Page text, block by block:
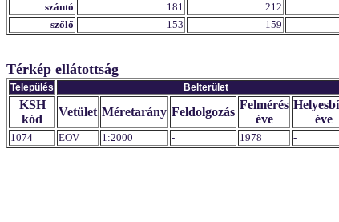
szántó
181 212
szőlő
153 159
Térkép ellátottság
Település Belterület
KSH
kód
Vetület Méretarány Feldolgozás
Felmérés
éve
éve
1074 EOV 1:2000 - 1978 -